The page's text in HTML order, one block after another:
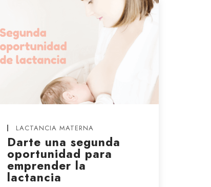
LACTANCIA MATERNA
Darte una segunda
oportunidad para
emprender la
lactancia